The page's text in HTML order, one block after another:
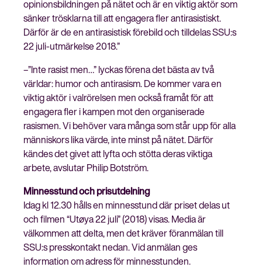
opinionsbildningen på nätet och är en viktig aktör som
sänker trösklarna till att engagera fler antirasistiskt.
Därför är de en antirasistisk förebild och tilldelas SSU:s
22 juli-utmärkelse 2018.”
–”Inte rasist men…” lyckas förena det bästa av två
världar: humor och antirasism. De kommer vara en
viktig aktör i valrörelsen men också framåt för att
engagera fler i kampen mot den organiserade
rasismen. Vi behöver vara många som står upp för alla
människors lika värde, inte minst på nätet. Därför
kändes det givet att lyfta och stötta deras viktiga
arbete, avslutar Philip Botström.
Minnesstund och prisutdelning
Idag kl 12.30 hålls en minnesstund där priset delas ut
och filmen “Utøya 22 juli” (2018) visas. Media är
välkommen att delta, men det kräver föranmälan till
SSU:s presskontakt nedan. Vid anmälan ges
information om adress för minnesstunden.